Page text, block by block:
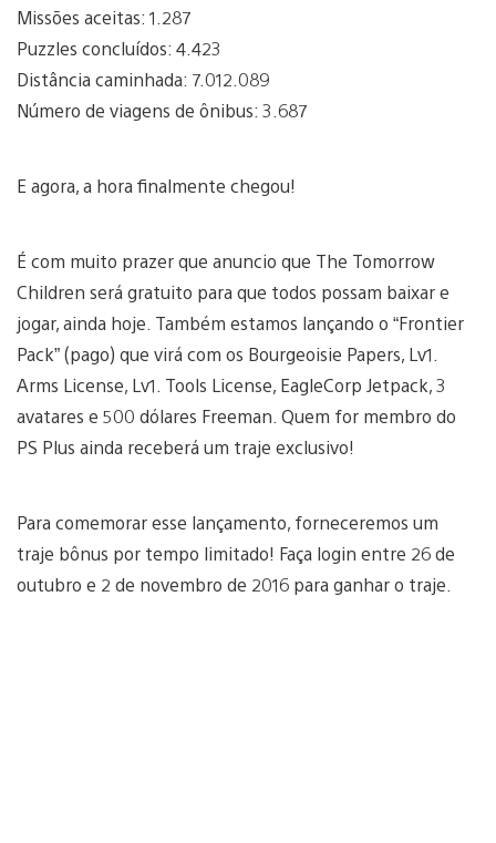
Missões aceitas: 1.287
Puzzles concluídos: 4.423
Distância caminhada: 7.012.089
Número de viagens de ônibus: 3.687
E agora, a hora finalmente chegou!
É com muito prazer que anuncio que The Tomorrow
Children será gratuito para que todos possam baixar e
jogar, ainda hoje. Também estamos lançando o “Frontier
Pack” (pago) que virá com os Bourgeoisie Papers, Lv1.
Arms License, Lv1. Tools License, EagleCorp Jetpack, 3
avatares e 500 dólares Freeman. Quem for membro do
PS Plus ainda receberá um traje exclusivo!
Para comemorar esse lançamento, forneceremos um
traje bônus por tempo limitado! Faça login entre 26 de
outubro e 2 de novembro de 2016 para ganhar o traje.